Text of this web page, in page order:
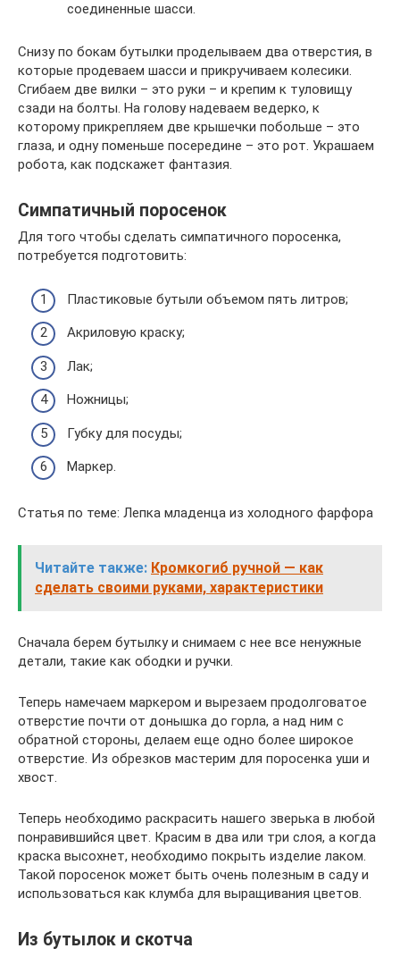
соединенные шасси.
Снизу по бокам бутылки проделываем два отверстия, в
которые продеваем шасси и прикручиваем колесики.
Сгибаем две вилки – это руки – и крепим к туловищу
сзади на болты. На голову надеваем ведерко, к
которому прикрепляем две крышечки побольше – это
глаза, и одну поменьше посередине – это рот. Украшаем
робота, как подскажет фантазия.
Симпатичный поросенок
Для того чтобы сделать симпатичного поросенка,
потребуется подготовить:
Пластиковые бутыли объемом пять литров;
Акриловую краску;
Лак;
Ножницы;
Губку для посуды;
Маркер.
Статья по теме: Лепка младенца из холодного фарфора
Читайте также: Кромкогиб ручной — как
сделать своими руками, характеристики
Сначала берем бутылку и снимаем с нее все ненужные
детали, такие как ободки и ручки.
Теперь намечаем маркером и вырезаем продолговатое
отверстие почти от донышка до горла, а над ним с
обратной стороны, делаем еще одно более широкое
отверстие. Из обрезков мастерим для поросенка уши и
хвост.
Теперь необходимо раскрасить нашего зверька в любой
понравившийся цвет. Красим в два или три слоя, а когда
краска высохнет, необходимо покрыть изделие лаком.
Такой поросенок может быть очень полезным в саду и
использоваться как клумба для выращивания цветов.
Из бутылок и скотча